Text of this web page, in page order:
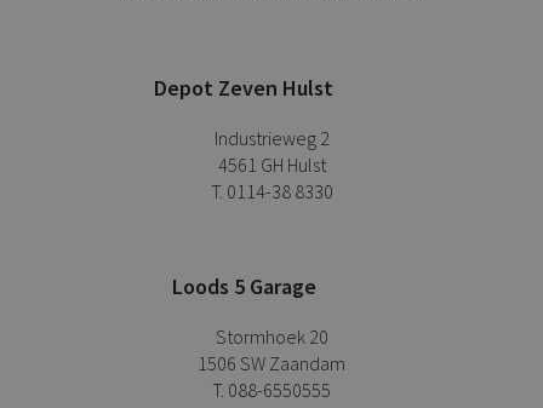
Depot Zeven Hulst
Industrieweg 2
4561 GH Hulst
T. 0114-38 8330
Loods 5 Garage
Stormhoek 20
1506 SW Zaandam
T. 088-6550555